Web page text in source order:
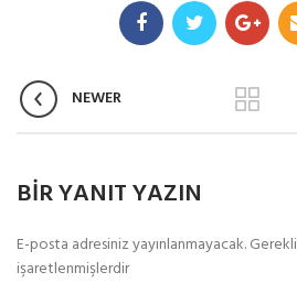
NEWER
BIR YANIT YAZIN
E-posta adresiniz yayınlanmayacak.
işaretlenmişlerdir